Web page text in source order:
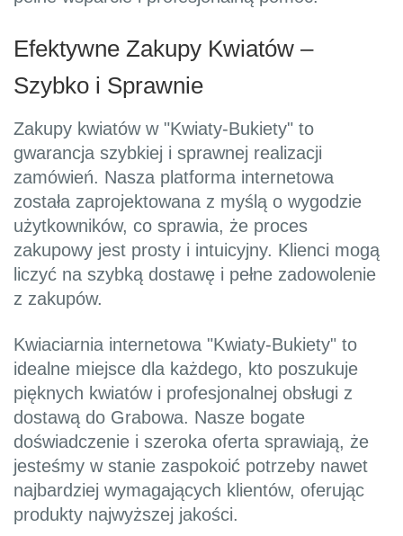
Efektywne Zakupy Kwiatów –
Szybko i Sprawnie
Zakupy kwiatów w "Kwiaty-Bukiety" to
gwarancja szybkiej i sprawnej realizacji
zamówień. Nasza platforma internetowa
została zaprojektowana z myślą o wygodzie
użytkowników, co sprawia, że proces
zakupowy jest prosty i intuicyjny. Klienci mogą
liczyć na szybką dostawę i pełne zadowolenie
z zakupów.
Kwiaciarnia internetowa "Kwiaty-Bukiety" to
idealne miejsce dla każdego, kto poszukuje
pięknych kwiatów i profesjonalnej obsługi z
dostawą do Grabowa. Nasze bogate
doświadczenie i szeroka oferta sprawiają, że
jesteśmy w stanie zaspokoić potrzeby nawet
najbardziej wymagających klientów, oferując
produkty najwyższej jakości.